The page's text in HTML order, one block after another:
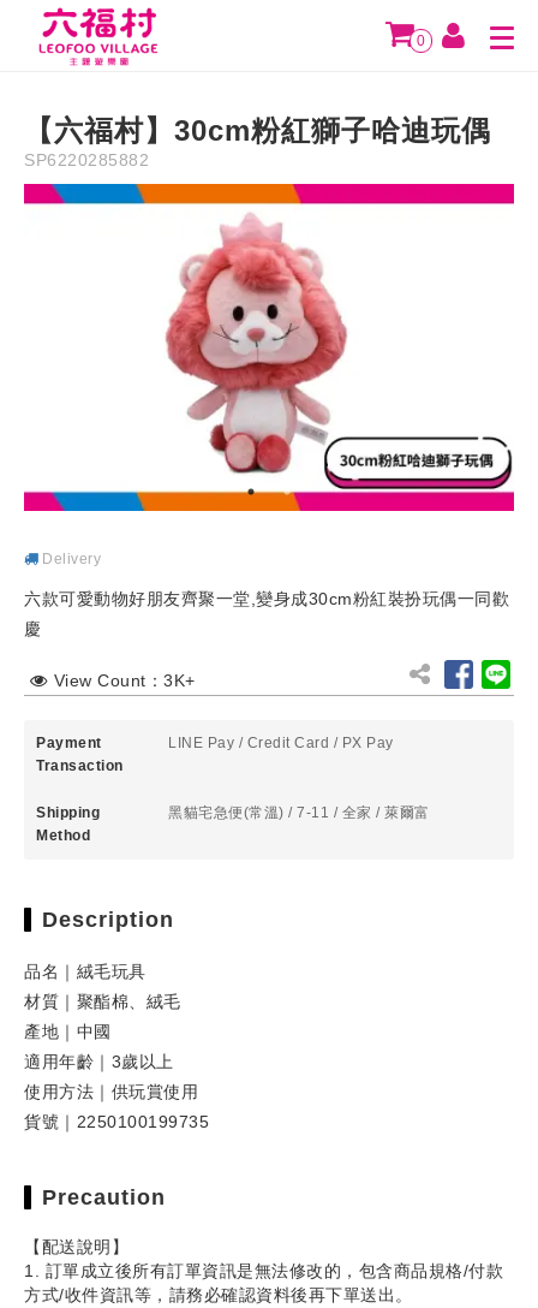
0
790
Description Precaution
【六福村】30cm粉紅獅子哈迪玩偶
SP6220285882
Delivery
六款可愛動物好朋友齊聚一堂,變身成30cm粉紅裝扮玩偶一同歡
慶
View Count：3K+
Payment
Transaction
LINE Pay /Credit Card /PX Pay
Shipping
Method
黑貓宅急便(常溫) / 7-11 / 全家 / 萊爾富
Description
品名｜絨毛玩具
材質｜聚酯棉、絨毛
產地｜中國
適用年齡｜3歲以上
使用方法｜供玩賞使用
貨號｜2250100199735
Precaution
【配送說明】
1. 訂單成立後所有訂單資訊是無法修改的，包含商品規格/付款
方式/收件資訊等，請務必確認資料後再下單送出。